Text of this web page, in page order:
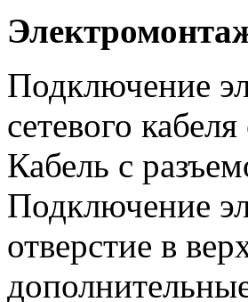
Подключение
сетевого
Кабель с
Подключение
отверстие в